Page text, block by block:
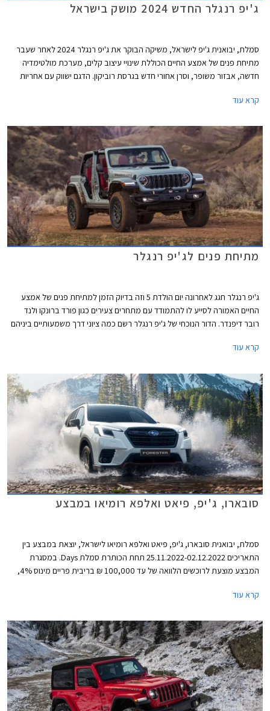
ג'יפ רנגלר החדש 2024 מושק בישראל
סמלת, יבואנית ג'יפ לישראל, משיקה הבוקר את ג'יפ רנגלר 2024 לאחר שעבר
מתיחת פנים של אמצע החיים הכוללת שינויי עיצוב קלים, מערכת מולטימדיה
חדשה, אבזור משופר, וסרן אחורי חדש בגרסת רוביקון. הדגם ישווק עם אחריות
המחיר העומד על החל מ- 379,900 ₪.
קרא עוד
מתיחת פנים לג'יפ רנגלר
ג'יפ רנגלר חגג לאחרונה יום הולדת 5 וזה בדיוק הזמן למתיחת פנים של אמצע
החיים האמורה לסייע לו להתמודד עם מתחרים צעירים כגון פורד ברונקו ולנד
רובר דיפנדר. הדור הנוכחי של ג'יפ רנגלר רשם כמה ציוני דרך משמעותיים ביניהם
גרסאות קרביות עם מנועים חזקים. לצד זאת סבל ג'יפ רנגלר מרמת בטיחות
ג'יפ רנגלר המעודכן עושה את הופעת הבכורה בתערוכות הרכב של ניו יורק
המתקיימת בימים אלה.
קרא עוד
סובארו, ג'יפ, פיאט ואלפא רומיאו במבצע
סמלת, יבואנית סובארו, ג'יפ, פיאט ואלפא רומיאו לישראל, יוצאת במבצע בין
התאריכים 25.11.2022-02.12.2022 תחת הכותרת סמלת Days. במסגרת
המבצע מוצעת לרוכשים הלוואה של עד 100,000 ₪ בריבית פריים מינוס 4%,
וכוללים עמלת הקמה בסך 1.5% ממחיר הרכב ודמי משכון ושעבוד בסך 350 ₪,
שניהם בצירוף מע"מ.
קרא עוד